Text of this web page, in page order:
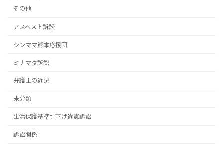
その他
アスベスト訴訟
シンママ熊本応援団
ミナマタ訴訟
弁護士の近況
未分類
生活保護基準引下げ違憲訴訟
訴訟関係